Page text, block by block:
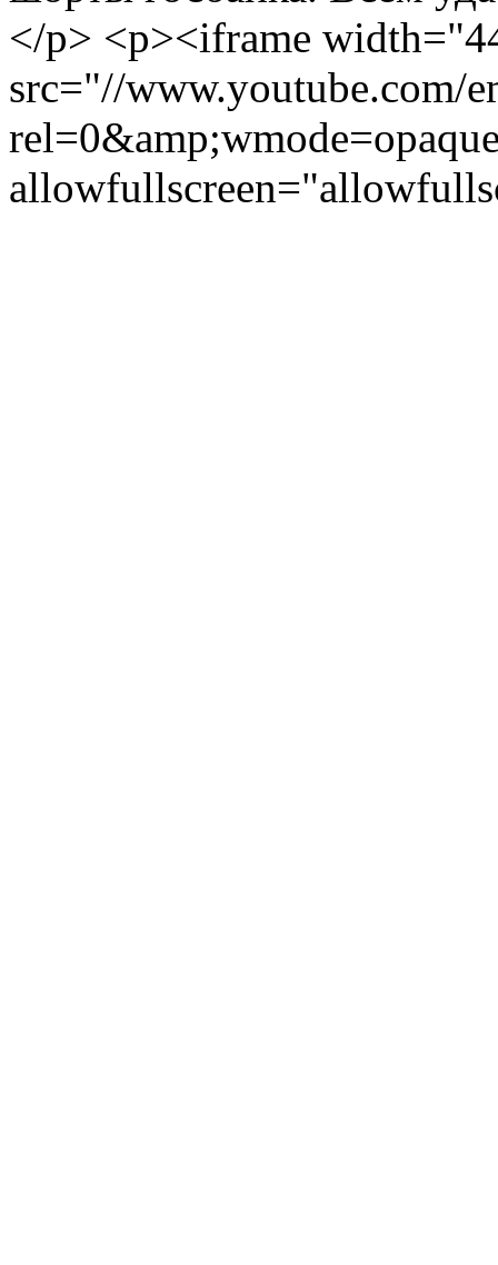
</p> <p><iframe
src="//www.youtube.com/